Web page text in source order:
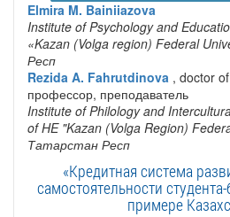
Elmira M. Bainiiazova
Institute of Psychology and
«Kazan (Volga region) Federal
Респ
Rezida A. Fahrutdinova , doctor
профессор, преподаватель
Institute of Philology and
of HE "Kazan (Volga Region)
Татарстан Респ
«Кредитная система
самостоятельности
примере